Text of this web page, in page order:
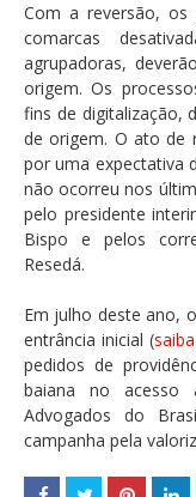
Com a reversão, os
comarcas
agrupadoras,
origem. Os
fins de digitalização,
de origem. O ato de
por uma expectativa
não ocorreu nos
pelo presidente
Bispo e pelos
Resedá.
Em julho deste ano,
entrância inicial (
pedidos de
baiana no acesso
Advogados do
campanha pela